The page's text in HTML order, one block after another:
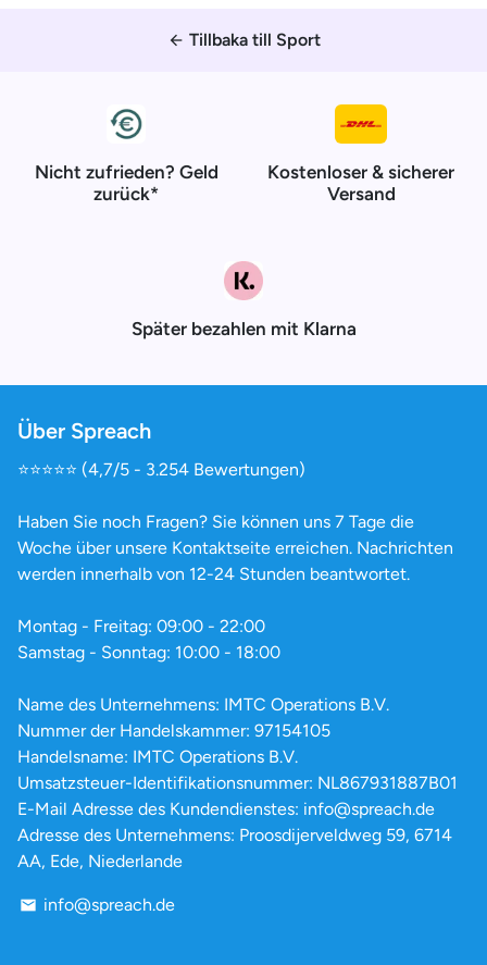
arrow_back Tillbaka till Sport
Nicht zufrieden? Geld
zurück*
Kostenloser & sicherer
Versand
Später bezahlen mit Klarna
Über Spreach
⭐️⭐️⭐️⭐️⭐️ (4,7/5 - 3.254 Bewertungen)
Haben Sie noch Fragen? Sie können uns 7 Tage die
Woche über unsere Kontaktseite erreichen. Nachrichten
werden innerhalb von 12-24 Stunden beantwortet.
Montag - Freitag: 09:00 - 22:00
Samstag - Sonntag: 10:00 - 18:00
Name des Unternehmens: IMTC Operations B.V.
Nummer der Handelskammer: 97154105
Handelsname: IMTC Operations B.V.
Umsatzsteuer-Identifikationsnummer: NL867931887B01
E-Mail Adresse des Kundendienstes: info@spreach.de
Adresse des Unternehmens: Proosdijerveldweg 59, 6714
AA, Ede, Niederlande
email info@spreach.de